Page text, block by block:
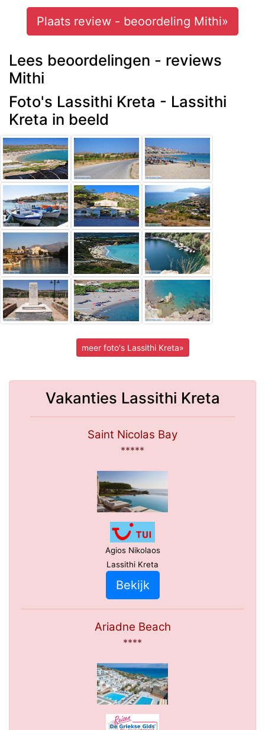
Plaats review - beoordeling Mithi»
Lees beoordelingen - reviews
Mithi
Foto's Lassithi Kreta - Lassithi
Kreta in beeld
meer foto's Lassithi Kreta»
Vakanties Lassithi Kreta
Saint Nicolas Bay
*****
Agios Nikolaos
Lassithi Kreta
Bekijk
Ariadne Beach
****